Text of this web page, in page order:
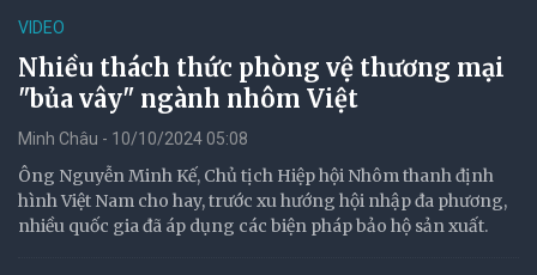
VIDEO
Nhiều thách thức phòng vệ thương mại
"bủa vây" ngành nhôm Việt
Minh Châu - 10/10/2024 05:08
Ông Nguyễn Minh Kế, Chủ tịch Hiệp hội Nhôm thanh định
hình Việt Nam cho hay, trước xu hướng hội nhập đa phương,
nhiều quốc gia đã áp dụng các biện pháp bảo hộ sản xuất.